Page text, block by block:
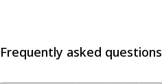
Frequently asked questions